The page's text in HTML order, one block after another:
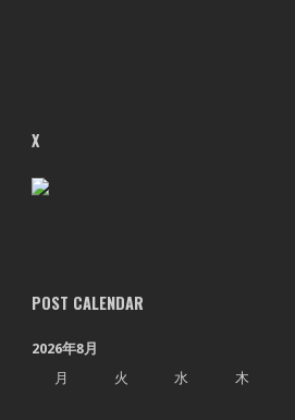
X
POST CALENDAR
2026年8月
月
火 水 木